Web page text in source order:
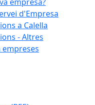
d'Empresa
a Calella
- Altres
empreses